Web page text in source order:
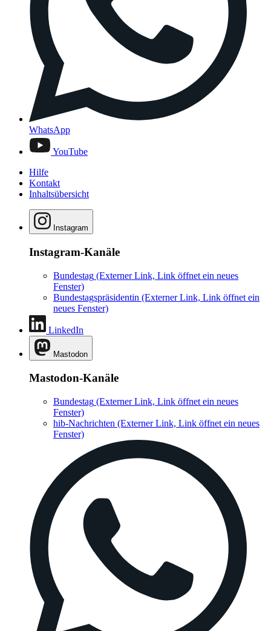
WhatsApp
YouTube
Hilfe
Kontakt
Inhaltsübersicht
Instagram
Instagram-Kanäle
Bundestag (Externer Link, Link öffnet ein neues
Fenster)
Bundestagspräsidentin (Externer Link, Link öffnet ein
neues Fenster)
LinkedIn
Mastodon
Mastodon-Kanäle
Bundestag (Externer Link, Link öffnet ein neues
Fenster)
hib-Nachrichten (Externer Link, Link öffnet ein neues
Fenster)